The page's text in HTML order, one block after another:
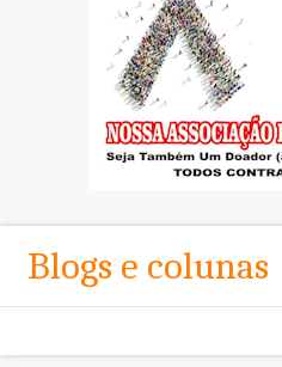
Blogs e colunas